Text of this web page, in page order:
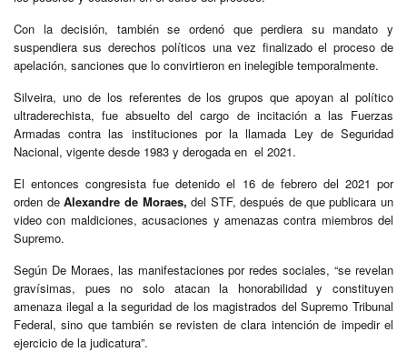
Con la decisión, también se ordenó que perdiera su mandato y
suspendiera sus derechos políticos una vez finalizado el proceso de
apelación, sanciones que lo convirtieron en inelegible temporalmente.
Silveira, uno de los referentes de los grupos que apoyan al político
ultraderechista, fue absuelto del cargo de incitación a las Fuerzas
Armadas contra las instituciones por la llamada Ley de Seguridad
Nacional, vigente desde 1983 y derogada en el 2021.
El entonces congresista fue detenido el 16 de febrero del 2021 por
orden deAlexandre de Moraes, del STF, después de que publicara un
video con maldiciones, acusaciones y amenazas contra miembros del
Supremo.
Según De Moraes, las manifestaciones por redes sociales, “se revelan
gravísimas, pues no solo atacan la honorabilidad y constituyen
amenaza ilegal a la seguridad de los magistrados del Supremo Tribunal
Federal, sino que también se revisten de clara intención de impedir el
ejercicio de la judicatura”.